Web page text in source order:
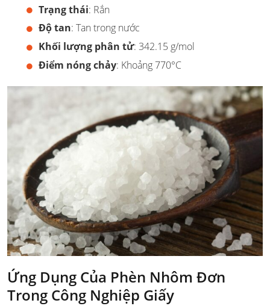
Trạng thái: Rắn
Độ tan: Tan trong nước
Khối lượng phân tử: 342.15 g/mol
Điểm nóng chảy: Khoảng 770°C
Ứng Dụng Của Phèn Nhôm Đơn
Trong Công Nghiệp Giấy